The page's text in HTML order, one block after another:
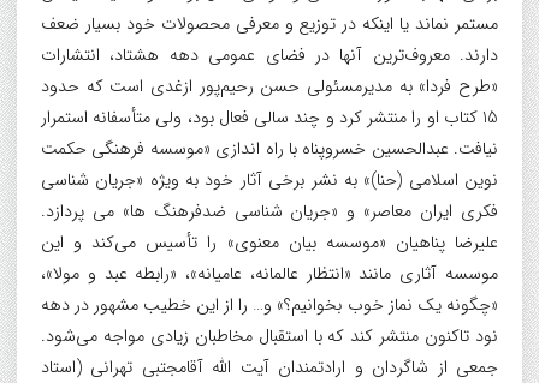
مستمر نماند یا اینکه در توزیع و معرفی محصولات خود بسیار ضعف
دارند. معروف‌ترین آنها در فضای عمومی دهه هشتاد، انتشارات
«طرح فردا» به مدیرمسئولی حسن رحیم‌پور ازغدی است که حدود
15 کتاب او را منتشر کرد و چند سالی فعال بود، ولی متأسفانه استمرار
نیافت. عبدالحسین خسروپناه با راه اندازی «موسسه فرهنگی حکمت
نوین اسلامی (حنا)» به نشر برخی آثار خود به ویژه «جریان شناسی
فکری ایران معاصر» و «جریان شناسی ضدفرهنگ ها» می پردازد.
علیرضا پناهیان «موسسه بیان معنوی» را تأسیس می‌کند و این
موسسه آثاری مانند «انتظار عالمانه، عامیانه»، «رابطه عبد و مولا»،
«چگونه یک نماز خوب بخوانیم؟» و… را از این خطیب مشهور در دهه
نود تاکنون منتشر کند که با استقبال مخاطبان زیادی مواجه می‌شود.
جمعی از شاگردان و ارادتمندان آیت الله آقامجتبی تهرانی (استاد